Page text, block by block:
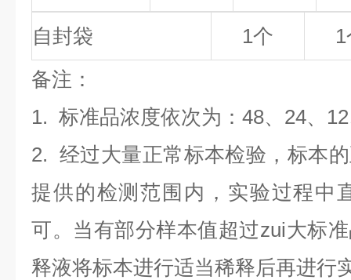
自封袋 1个
备注 ：
1. 标准品浓度依次为：48、24、
2. 经过大量正常标本检验，标本
提供的检测范围内，实验过程中
可。当有部分样本值超过zui大标
释液将标本进行适当稀释后再进行